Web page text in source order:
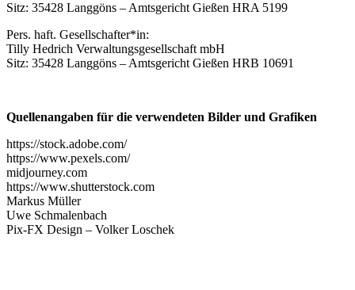
Sitz: 35428 Langgöns – Amtsgericht Gießen HRA 5199
Pers. haft. Gesellschafter*in:
Tilly Hedrich Verwaltungsgesellschaft mbH
Sitz: 35428 Langgöns – Amtsgericht Gießen HRB 10691
Quellenangaben für die verwendeten Bilder und Grafiken
https://stock.adobe.com/
https://www.pexels.com/
midjourney.com
https://www.shutterstock.com
Markus Müller
Uwe Schmalenbach
Pix-FX Design – Volker Loschek